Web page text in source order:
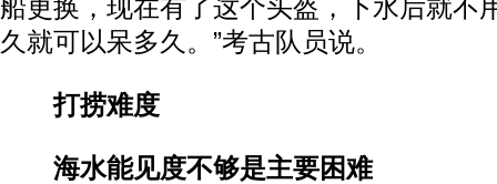
船更换，现在有了这个头盔，下水后就不
久就可以呆多久。”考古队员说。
打捞难度
海水能见度不够是主要困难